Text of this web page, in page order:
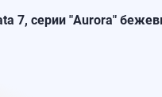
7, серии "Aurora"